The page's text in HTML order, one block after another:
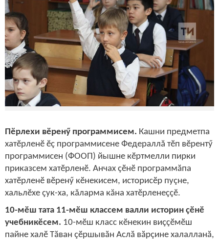
Пӗрлехи вӗренӳ программисем. Кашни предметпа
хатӗрленӗ ӗç программисене Федераллă тӗп вӗрентӳ
программисен (ФООП) йышне кӗртмелли пирки
приказсем хатӗрленӗ. Анчах çӗнӗ программăпа
хатӗрленӗ вӗренӳ кӗнекисем, историсӗр пуçне,
хальлӗхе çук-ха, кăларма кăна хатӗрленеççӗ.
10-мӗш тата 11-мӗш классем валли историн çӗнӗ
учебникӗсем. 10-мӗш класс кӗнекин виççӗмӗш
пайне халӗ Тăван çӗршывăн Аслă вăрçине халалланă,